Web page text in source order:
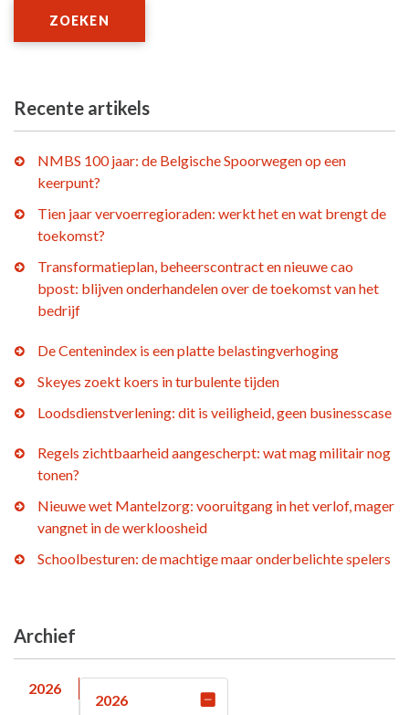
ZOEKEN
Recente artikels
NMBS 100 jaar: de Belgische Spoorwegen op een
keerpunt?
Tien jaar vervoerregioraden: werkt het en wat brengt de
toekomst?
Transformatieplan, beheerscontract en nieuwe cao
bpost: blijven onderhandelen over de toekomst van het
bedrijf
De Centenindex is een platte belastingverhoging
Skeyes zoekt koers in turbulente tijden
Loodsdienstverlening: dit is veiligheid, geen businesscase
Regels zichtbaarheid aangescherpt: wat mag militair nog
tonen?
Nieuwe wet Mantelzorg: vooruitgang in het verlof, mager
vangnet in de werkloosheid
Schoolbesturen: de machtige maar onderbelichte spelers
Archief
2026
2026